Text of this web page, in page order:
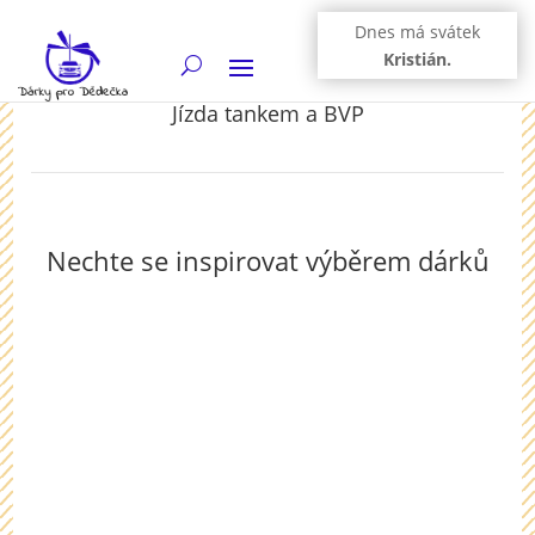
Dnes má svátek
Kristián.
Jízda tankem a BVP
Nechte se inspirovat výběrem dárků